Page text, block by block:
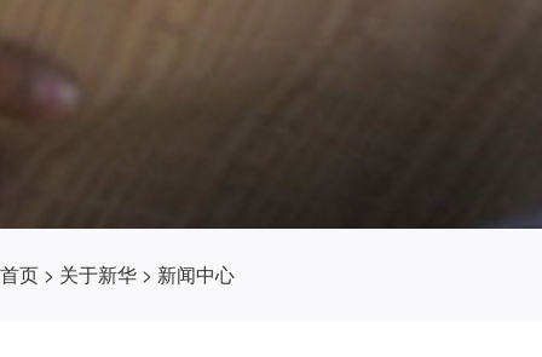
首页 > 关于新华 > 新闻中心